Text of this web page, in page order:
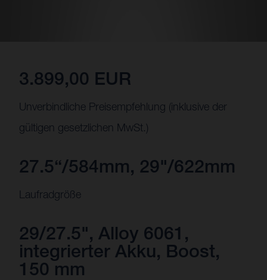
3.899,00 EUR
Unverbindliche Preisempfehlung (inklusive der
gültigen gesetzlichen MwSt.)
27.5“/584mm, 29"/622mm
Laufradgröße
29/27.5", Alloy 6061,
integrierter Akku, Boost,
150 mm